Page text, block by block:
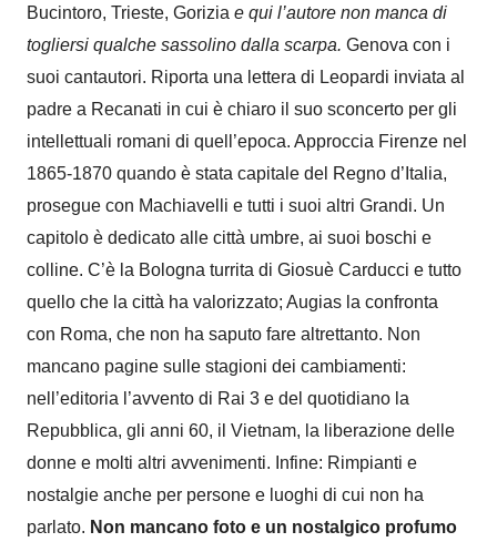
Bucintoro, Trieste, Gorizia e qui l’autore non manca di
togliersi qualche sassolino dalla scarpa. Genova con i
suoi cantautori. Riporta una lettera di Leopardi inviata al
padre a Recanati in cui è chiaro il suo sconcerto per gli
intellettuali romani di quell’epoca. Approccia Firenze nel
1865-1870 quando è stata capitale del Regno d’Italia,
prosegue con Machiavelli e tutti i suoi altri Grandi. Un
capitolo è dedicato alle città umbre, ai suoi boschi e
colline. C’è la Bologna turrita di Giosuè Carducci e tutto
quello che la città ha valorizzato; Augias la confronta
con Roma, che non ha saputo fare altrettanto. Non
mancano pagine sulle stagioni dei cambiamenti:
nell’editoria l’avvento di Rai 3 e del quotidiano la
Repubblica, g li anni 60, il Vietnam, la liberazione delle
donne e molti altri avvenimenti. Infine: Rimpianti e
nostalgie anche per persone e luoghi di cui non ha
parlato. Non mancano foto e un nostalgico profumo